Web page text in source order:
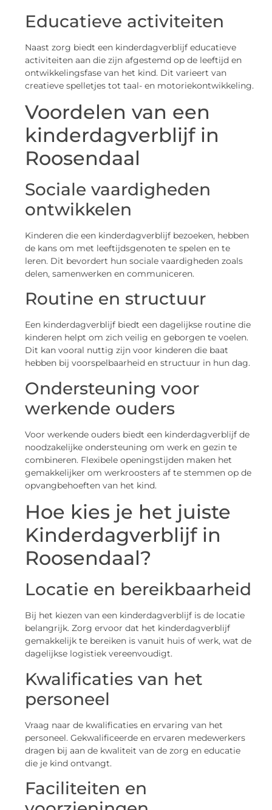
Educatieve activiteiten
Naast zorg biedt een kinderdagverblijf educatieve
activiteiten aan die zijn afgestemd op de leeftijd en
ontwikkelingsfase van het kind. Dit varieert van
creatieve spelletjes tot taal- en motoriekontwikkeling.
Voordelen van een
kinderdagverblijf in
Roosendaal
Sociale vaardigheden
ontwikkelen
Kinderen die een kinderdagverblijf bezoeken, hebben
de kans om met leeftijdsgenoten te spelen en te
leren. Dit bevordert hun sociale vaardigheden zoals
delen, samenwerken en communiceren.
Routine en structuur
Een kinderdagverblijf biedt een dagelijkse routine die
kinderen helpt om zich veilig en geborgen te voelen.
Dit kan vooral nuttig zijn voor kinderen die baat
hebben bij voorspelbaarheid en structuur in hun dag.
Ondersteuning voor
werkende ouders
Voor werkende ouders biedt een kinderdagverblijf de
noodzakelijke ondersteuning om werk en gezin te
combineren. Flexibele openingstijden maken het
gemakkelijker om werkroosters af te stemmen op de
opvangbehoeften van het kind.
Hoe kies je het juiste
Kinderdagverblijf in
Roosendaal?
Locatie en bereikbaarheid
Bij het kiezen van een kinderdagverblijf is de locatie
belangrijk. Zorg ervoor dat het kinderdagverblijf
gemakkelijk te bereiken is vanuit huis of werk, wat de
dagelijkse logistiek vereenvoudigt.
Kwalificaties van het
personeel
Vraag naar de kwalificaties en ervaring van het
personeel. Gekwalificeerde en ervaren medewerkers
dragen bij aan de kwaliteit van de zorg en educatie
die je kind ontvangt.
Faciliteiten en